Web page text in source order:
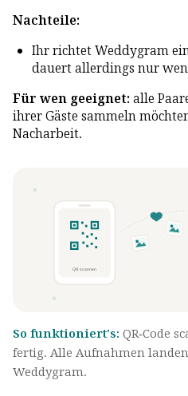
Nachteile:
Ihr richtet Weddygram
dauert allerdings nur
Für wen geeignet: alle
ihrer Gäste sammeln
Nacharbeit.
QR scannen
So funktioniert's: QR-Code
fertig. Alle Aufnahmen
Weddygram.